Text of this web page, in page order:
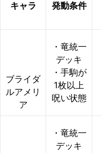
キャラ 発動条件
ブライダ
ルアメリ
ア
・竜統一
デッキ
・手駒が
1枚以上
呪い状態
・竜統一
デッキ